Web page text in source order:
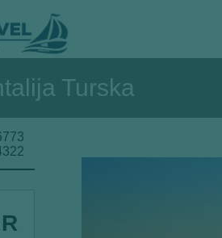
Turska